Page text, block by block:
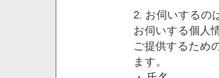
2. お伺いするの
お伺いする個人
ご提供するため
ます。